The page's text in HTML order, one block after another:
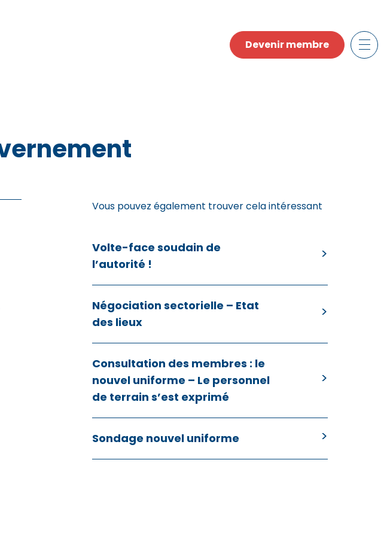
Devenir membre
Vous pouvez également trouver cela intéressant
Volte-face soudain de
l’autorité !
Négociation sectorielle – Etat
des lieux
Consultation des membres : le
nouvel uniforme – Le personnel
de terrain s’est exprimé
Sondage nouvel uniforme